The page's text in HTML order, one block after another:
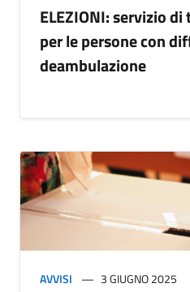
ELEZIONI: servizio
per le persone con
deambulazione
AVVISI 3 GIUGNO 2025